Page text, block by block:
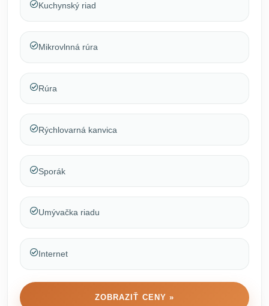
Kuchynský riad
Mikrovlnná rúra
Rúra
Rýchlovarná kanvica
Sporák
Umývačka riadu
Internet
ZOBRAZIŤ CENY »